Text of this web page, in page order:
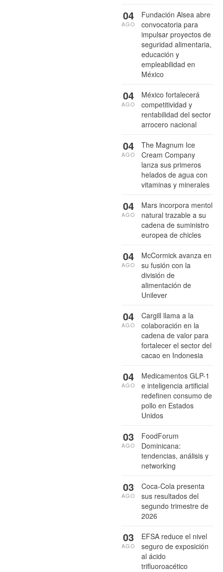
Fundación Alsea abre
convocatoria para
impulsar proyectos de
seguridad alimentaria,
educación y
empleabilidad en
México
04
AGO
México fortalecerá
competitividad y
rentabilidad del sector
arrocero nacional
04
AGO
The Magnum Ice
Cream Company
lanza sus primeros
helados de agua con
vitaminas y minerales
04
AGO
Mars incorpora mentol
natural trazable a su
cadena de suministro
europea de chicles
04
AGO
McCormick avanza en
su fusión con la
división de
alimentación de
Unilever
04
AGO
Cargill llama a la
colaboración en la
cadena de valor para
fortalecer el sector del
cacao en Indonesia
04
AGO
Medicamentos GLP-1
e inteligencia artificial
redefinen consumo de
pollo en Estados
Unidos
04
AGO
FoodForum
Dominicana:
tendencias, análisis y
networking
03
AGO
Coca-Cola presenta
sus resultados del
segundo trimestre de
2026
03
AGO
EFSA reduce el nivel
seguro de exposición
al ácido
trifluoroacético
03
AGO